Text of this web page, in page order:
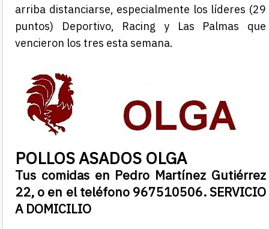
arriba distanciarse, especialmente los líderes (29
puntos) Deportivo, Racing y Las Palmas que
vencieron los tres esta semana.
POLLOS ASADOS OLGA
Tus comidas en Pedro Martínez Gutiérrez
22, o en el teléfono 967510506. SERVICIO
A DOMICILIO